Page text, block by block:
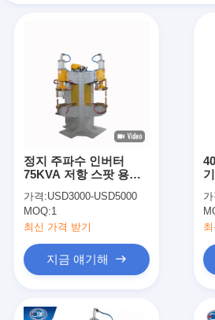
정지 주파수 인버터
75KVA 저항 스팟 용접
크
가격:USD3000-USD5000
MOQ:1
최신 가격 받기
지금 얘기해